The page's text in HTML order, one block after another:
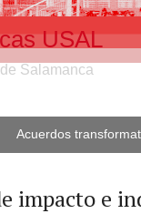
USAL
Salamanca
Acuerdos
impacto e